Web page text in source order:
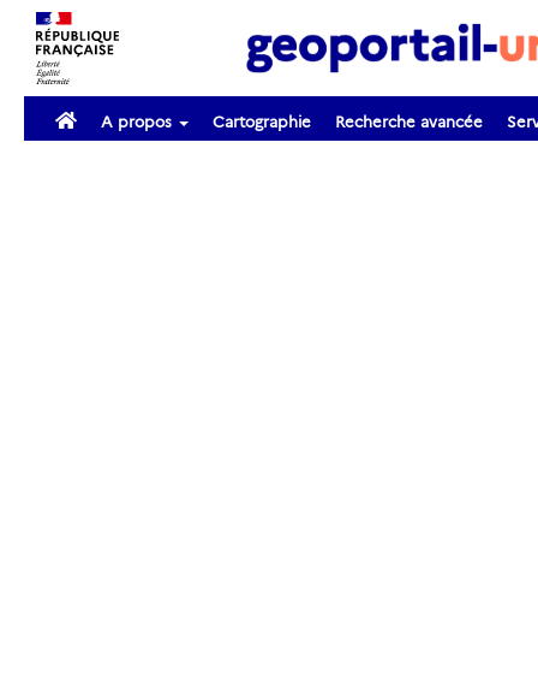
A propos Cartographie Recherche avancée